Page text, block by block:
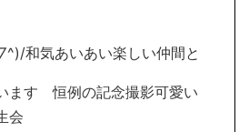
和気あいあい楽しい仲間と
ます 恒例の記念撮影可愛い
会